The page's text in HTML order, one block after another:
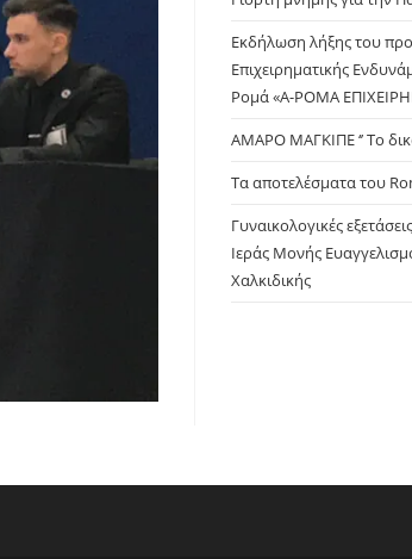
Εκδήλωση λήξης του
Επιχειρηματικής
Ρομά «Α-ΡΟΜΑ
ΑΜΑΡΟ ΜΑΓΚΙΠΕ ‘’ Το
Τα αποτελέσματα του
Γυναικολογικές
Ιεράς Μονής
Χαλκιδικής